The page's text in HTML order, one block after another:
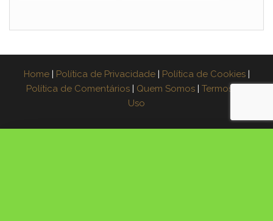
Home | Política de Privacidade | Política de Cookies |
Política de Comentários | Quem Somos | Termos de
Uso